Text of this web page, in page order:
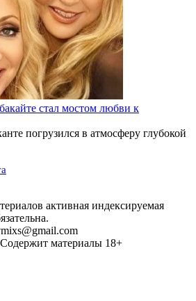
стал мостом любви к
погрузился в атмосферу глубокой
активная индексируемая
материалы 18+